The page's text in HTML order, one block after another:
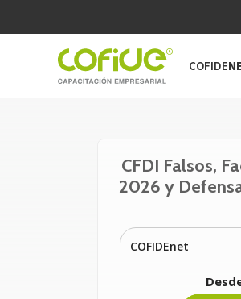
COFIDE
CFDI Falsos,
2026 y
COFIDEnet